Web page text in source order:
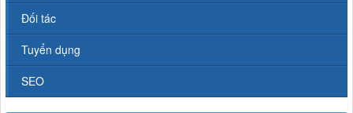
Đối tác
Tuyển dụng
SEO